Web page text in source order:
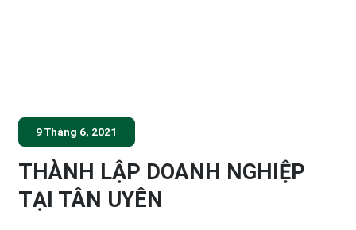
9 Tháng 6, 2021
THÀNH LẬP DOANH NGHIỆP
TẠI TÂN UYÊN